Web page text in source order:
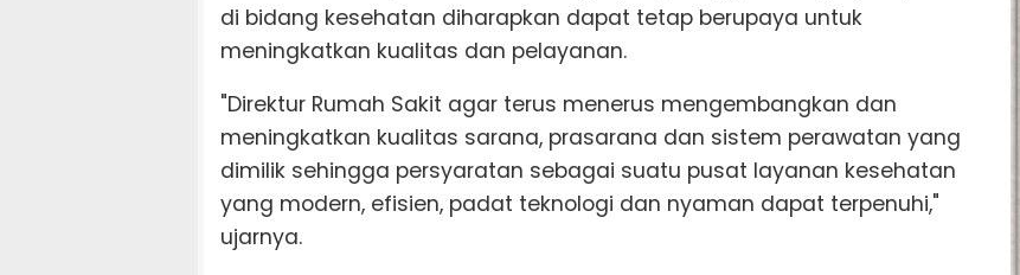
di bidang kesehatan diharapkan dapat tetap berupaya untuk
meningkatkan kualitas dan pelayanan.
"Direktur Rumah Sakit agar terus menerus mengembangkan dan
meningkatkan kualitas sarana, prasarana dan sistem perawatan yang
dimilik sehingga persyaratan sebagai suatu pusat layanan kesehatan
yang modern, efisien, padat teknologi dan nyaman dapat terpenuhi,"
ujarnya.